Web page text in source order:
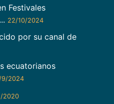
Festivales
22/10/2024
por su canal de
ecuatorianos
9/2024
2020